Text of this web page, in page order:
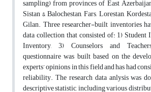
sampling) from provinces of East
Sistan & Balochestan, Fars, Lorestan,
Gilan. Three researcher-built inventories
data collection that consisted of: 1) Student
Inventory, 3) Counselors and
questionnaire was built based on the
experts’ opinions in this field and has had
reliability. The research data anlysis was
descriptive statistic, including various